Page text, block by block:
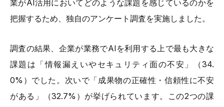
業がAI活用においてどのような課題を感じているのかを
把握するため、独自のアンケート調査を実施しました。
調査の結果、企業が業務でAIを利用する上で最も大きな
課題は「情報漏えいやセキュリティ面の不安」（34.
0%）でした。次いで「成果物の正確性・信頼性に不安
がある」（32.7%）が挙げられています。この2つの課